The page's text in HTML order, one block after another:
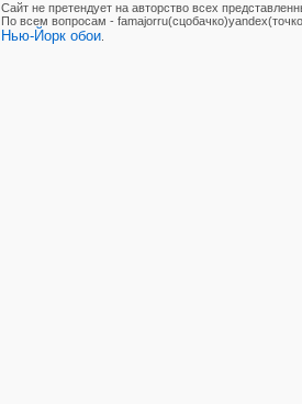
Сайт не претендует на авторство всех
По вcем вопросам -
Нью-Йорк обои